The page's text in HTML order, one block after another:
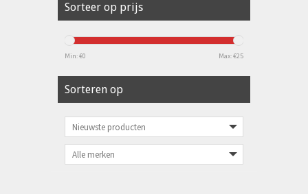
Sorteer op prijs
Min: €0 Max: €25
Sorteren op